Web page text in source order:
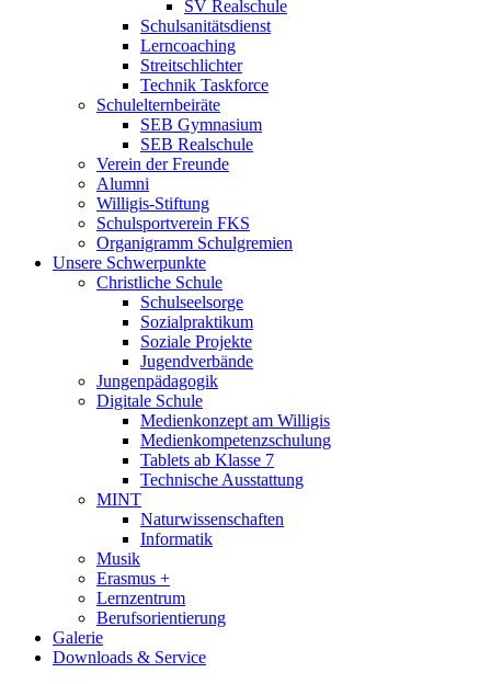
SV Realschule
Schulsanitätsdienst
Lerncoaching
Streitschlichter
Technik Taskforce
Schulelternbeiräte
SEB Gymnasium
SEB Realschule
Verein der Freunde
Alumni
Willigis-Stiftung
Schulsportverein FKS
Organigramm Schulgremien
Unsere Schwerpunkte
Christliche Schule
Schulseelsorge
Sozialpraktikum
Soziale Projekte
Jugendverbände
Jungenpädagogik
Digitale Schule
Medienkonzept am Willigis
Medienkompetenzschulung
Tablets ab Klasse 7
Technische Ausstattung
MINT
Naturwissenschaften
Informatik
Musik
Erasmus +
Lernzentrum
Berufsorientierung
Galerie
Downloads & Service